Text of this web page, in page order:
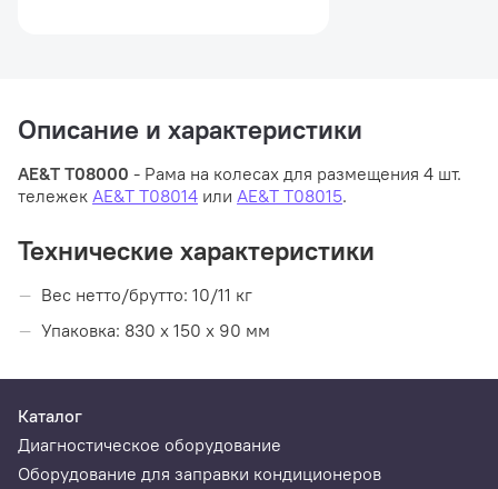
Описание и характеристики
AE&T Т08000 - Рама на колесах для размещения 4 шт.
тележек AE&T T08014 или AE&T T08015.
Технические характеристики
Вес нетто/брутто: 10/11 кг
Упаковка: 830 x 150 x 90 мм
Каталог
Диагностическое оборудование
Оборудование для заправки кондиционеров